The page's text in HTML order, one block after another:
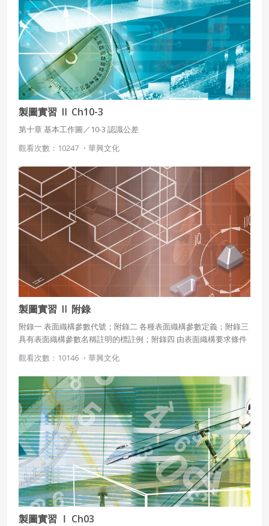
製圖實習 Ⅱ Ch10-3
第十章 基本工作圖／10-3 認識公差
觀看次數：10247 ・ 華興文化
製圖實習 Ⅱ 附錄
附錄一 表面織構參數代號；附錄二 各種表面織構參數定義；附錄三
具有表面織構參數名稱註明的標註例；附錄四 由表面織構要求條件
的標註例；附錄五 表面織構符號的比例和尺度；附錄六 不同加工方
法可能達到的Ra值；附錄七 不同加工方法可能達到的Rz值；附錄八
幾何公差性質的公差區域情況；附錄九 圖形（motif）參數（ISO
12085）；附錄十 機件之邊緣形態及其符號表示法；附錄十一 表面
粗糙度對零件功能的影響以及參數的應用
觀看次數：10146 ・ 華興文化
製圖實習 Ⅰ Ch03